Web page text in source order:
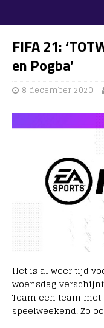
FIFA 21:
en Pogba’
8 december 2020
Het is al weer tijd
woensdag
Team een team
speelweekend. Zo